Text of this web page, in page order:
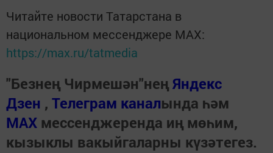
Читайте новости Татарстана в
национальном мессенджере MАХ:
https://max.ru/tatmedia
"Безнең Чирмешән"неңЯндекс
Дзен , Телеграм каналында һәм
МАХ мессенджеренда иң мөһим,
кызыклы вакыйгаларны күзәтегез.